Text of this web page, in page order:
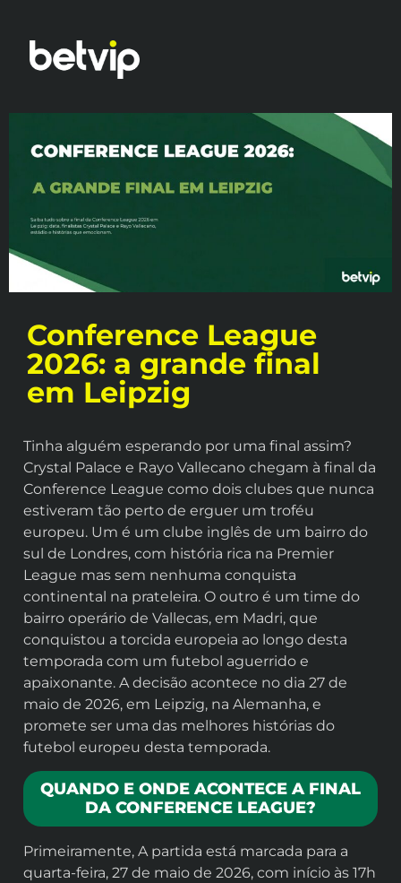
Conference League
2026: a grande final
em Leipzig
Tinha alguém esperando por uma final assim?
Crystal Palace e Rayo Vallecano chegam à final da
Conference League como dois clubes que nunca
estiveram tão perto de erguer um troféu
europeu. Um é um clube inglês de um bairro do
sul de Londres, com história rica na Premier
League mas sem nenhuma conquista
continental na prateleira. O outro é um time do
bairro operário de Vallecas, em Madri, que
conquistou a torcida europeia ao longo desta
temporada com um futebol aguerrido e
apaixonante. A decisão acontece no dia 27 de
maio de 2026, em Leipzig, na Alemanha, e
promete ser uma das melhores histórias do
futebol europeu desta temporada.
QUANDO E ONDE ACONTECE A FINAL
DA CONFERENCE LEAGUE?
Primeiramente, A partida está marcada para a
quarta-feira, 27 de maio de 2026, com início às 17h